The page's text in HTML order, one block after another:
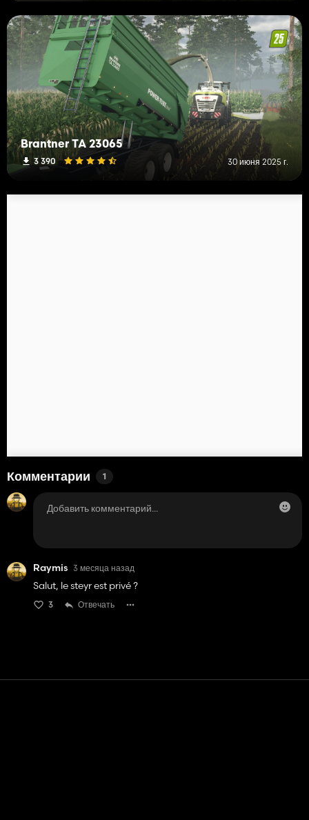
Brantner TA 23065
3 390 30 июня 2025 г.
Комментарии 1
Raymis 3 месяца назад
Salut, le steyr est privé ?
3 Отвечать